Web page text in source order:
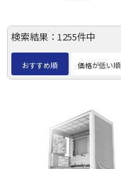
検索結果：1255件中
おすすめ順 価格が低い順